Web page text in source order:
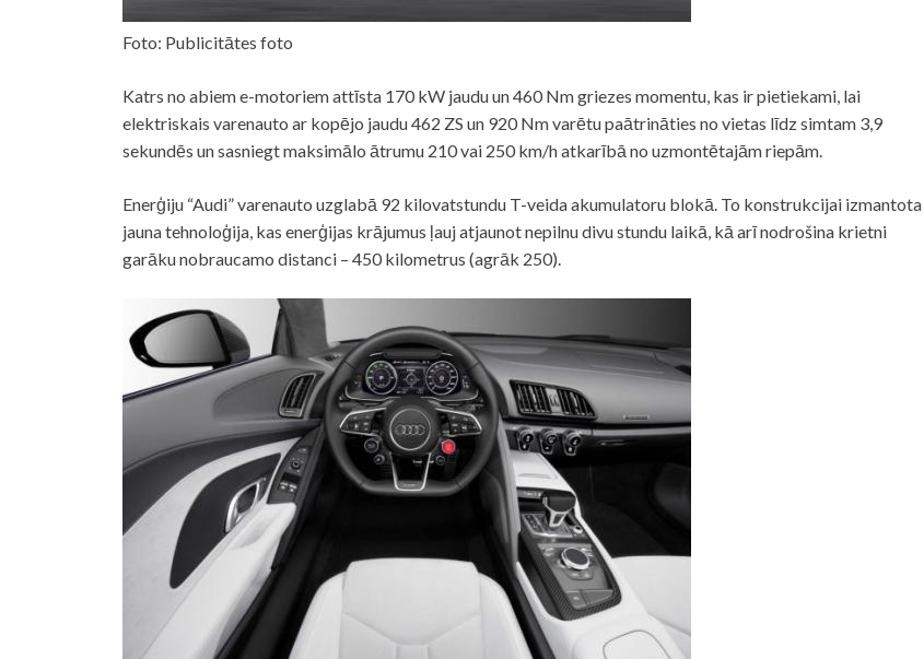
Foto: Publicitātes foto
Katrs no abiem e-motoriem attīsta 170 kW jaudu un 460 Nm griezes momentu, kas ir pietiekami, lai
elektriskais varenauto ar kopējo jaudu 462 ZS un 920 Nm varētu paātrināties no vietas līdz simtam 3,9
sekundēs un sasniegt maksimālo ātrumu 210 vai 250 km/h atkarībā no uzmontētajām riepām.
Enerģiju “Audi” varenauto uzglabā 92 kilovatstundu T-veida akumulatoru blokā. To konstrukcijai izmantota
jauna tehnoloģija, kas enerģijas krājumus ļauj atjaunot nepilnu divu stundu laikā, kā arī nodrošina krietni
garāku nobraucamo distanci – 450 kilometrus (agrāk 250).